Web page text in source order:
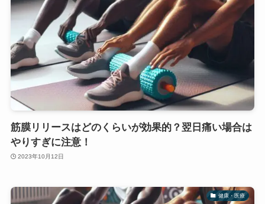
筋膜リリースはどのくらいが効果的？翌日痛い場合は
やりすぎに注意！
2023年10月12日
健康・医療